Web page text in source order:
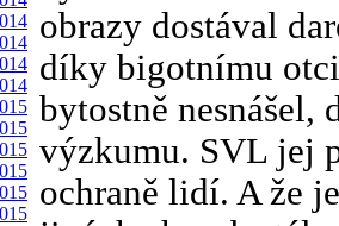
obrazy dostával
díky bigotnímu
bytostně nesnášel,
výzkumu. SVL jej
ochraně lidí. A že